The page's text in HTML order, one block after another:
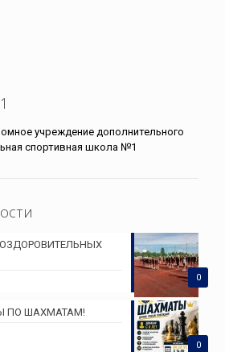
учреждение дополнительного
спортивная школа №1
0
0
ПО ШАХМАТАМ!